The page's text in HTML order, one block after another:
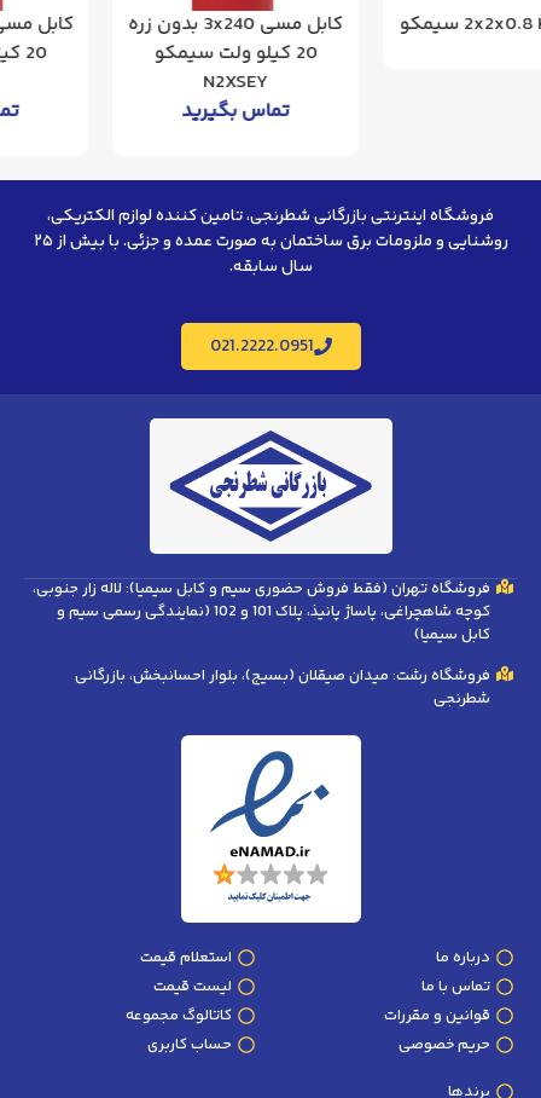
کابل مسی 3x240 بدون زره
کابل مسی 3x300 بدون زره
20 کیلو ولت سیمکو
تماس بگیرید
فروشگاه اینترنتی بازرگانی شطرنجی، تامین کننده لوازم الکتریکی،
روشنایی و ملزومات برق ساختمان به صورت عمده و جزئی. با بیش از ۲۵
سال سابقه.
021.2222.0951
فروشگاه تهران (فقط فروش حضوری سیم و کابل سیمیا): لاله زار جنوبی،
کوچه شاهچراغی، پاساژ پانیذ، پلاک 101 و 102 (نمایندگی رسمی سیم و
کابل سیمیا)
فروشگاه رشت: میدان صیقلان (بسیج)، بلوار احسانبخش، بازرگانی
شطرنجی
درباره ما
تماس با ما
قوانین و مقررات
حریم خصوصی
استعلام قیمت
لیست قیمت
کاتالوگ مجموعه
حساب کاربری
برندها